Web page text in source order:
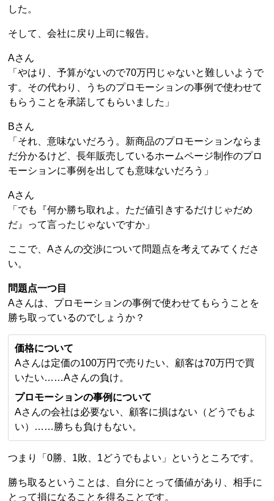
した。
そして、会社に戻り上司に報告。
Aさん
「やはり、予算がないので70万円じゃないと難しいようで
す。その代わり、うちのプロモーションの事例で使わせて
もらうことを承諾してもらいました」
Bさん
「それ、意味ないだろう。新商品のプロモーションならま
だ分かるけど、長年販売しているホームページ制作のプロ
モーションに事例を出しても意味ないだろう」
Aさん
「でも『何か勝ち取れよ。ただ値引きするだけじゃだめ
だ』って言ったじゃないですか」
ここで、Aさんの交渉について問題点を考えてみてくださ
い。
問題点一つ目
Aさんは、プロモーションの事例で使わせてもらうことを
勝ち取っているのでしょうか？
価格について
Aさんは定価の100万円で売りたい、顧客は70万円で買
いたい……Aさんの負け。
プロモーションの事例について
Aさんの会社は必要ない、顧客に損はない（どうでもよ
い）……勝ちも負けもない。
つまり「0勝、1敗、1どうでもよい」というところです。
勝ち取るということは、自分にとって価値があり、相手に
とって損になることを得ることです。